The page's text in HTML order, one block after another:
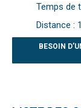
Temps de
Distance :
BESOIN